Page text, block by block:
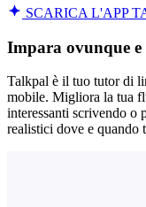
SCARICA L'APP
Impara ovunque e
Talkpal è il tuo tutor di
mobile. Migliora la tua
interessanti scrivendo o
realistici dove e quando